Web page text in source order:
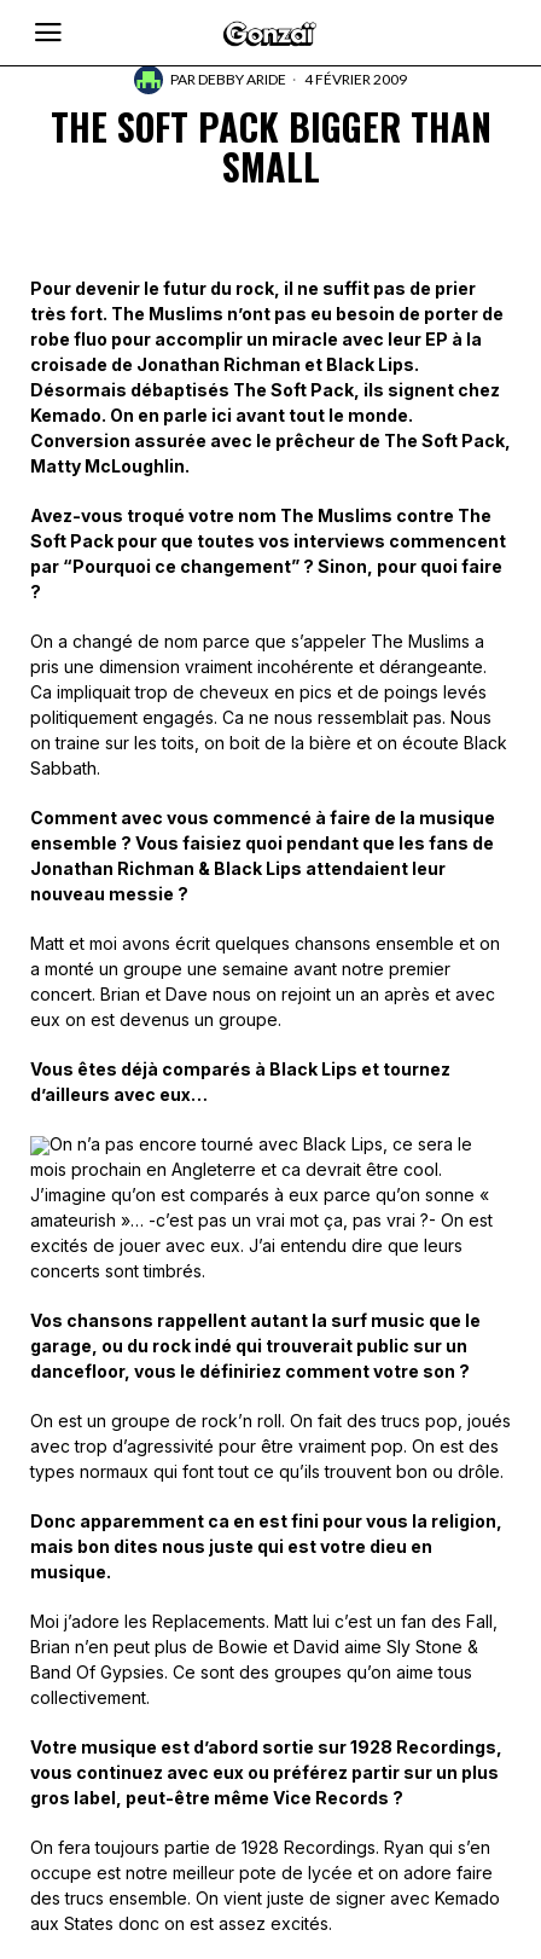
PARDEBBY ARIDE 4 FÉVRIER 2009
THE SOFT PACK BIGGER THAN
SMALL
Pour devenir le futur du rock, il ne suffit pas de prier
très fort. The Muslims n’ont pas eu besoin de porter de
robe fluo pour accomplir un miracle avec leur EP à la
croisade de Jonathan Richman et Black Lips.
Désormais débaptisés The Soft Pack, ils signent chez
Kemado. On en parle ici avant tout le monde.
Conversion assurée avec le prêcheur de The Soft Pack,
Matty McLoughlin.
Avez-vous troqué votre nom The Muslims contre The
Soft Pack pour que toutes vos interviews commencent
par “Pourquoi ce changement” ? Sinon, pour quoi faire
?
On a changé de nom parce que s’appeler The Muslims a
pris une dimension vraiment incohérente et dérangeante.
Ca impliquait trop de cheveux en pics et de poings levés
politiquement engagés. Ca ne nous ressemblait pas. Nous
on traine sur les toits, on boit de la bière et on écoute Black
Sabbath.
Comment avec vous commencé à faire de la musique
ensemble ? Vous faisiez quoi pendant que les fans de
Jonathan Richman & Black Lips attendaient leur
nouveau messie ?
Matt et moi avons écrit quelques chansons ensemble et on
a monté un groupe une semaine avant notre premier
concert. Brian et Dave nous on rejoint un an après et avec
eux on est devenus un groupe.
Vous êtes déjà comparés à Black Lips et tournez
d’ailleurs avec eux…
On n’a pas encore tourné avec Black Lips, ce sera le
mois prochain en Angleterre et ca devrait être cool.
J’imagine qu’on est comparés à eux parce qu’on sonne «
amateurish »… -c’est pas un vrai mot ça, pas vrai ?- On est
excités de jouer avec eux. J’ai entendu dire que leurs
concerts sont timbrés.
Vos chansons rappellent autant la surf music que le
garage, ou du rock indé qui trouverait public sur un
dancefloor, vous le définiriez comment votre son ?
On est un groupe de rock’n roll. On fait des trucs pop, joués
avec trop d’agressivité pour être vraiment pop. On est des
types normaux qui font tout ce qu’ils trouvent bon ou drôle.
Donc apparemment ca en est fini pour vous la religion,
mais bon dites nous juste qui est votre dieu en
musique.
Moi j’adore les Replacements. Matt lui c’est un fan des Fall,
Brian n’en peut plus de Bowie et David aime Sly Stone &
Band Of Gypsies. Ce sont des groupes qu’on aime tous
collectivement.
Votre musique est d’abord sortie sur 1928 Recordings,
vous continuez avec eux ou préférez partir sur un plus
gros label, peut-être même Vice Records ?
On fera toujours partie de 1928 Recordings. Ryan qui s’en
occupe est notre meilleur pote de lycée et on adore faire
des trucs ensemble. On vient juste de signer avec Kemado
aux States donc on est assez excités.